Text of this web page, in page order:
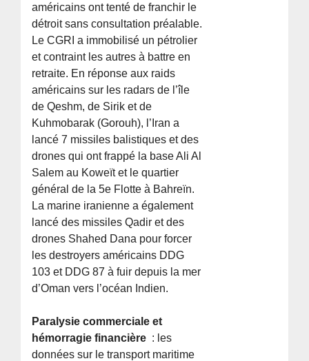
américains ont tenté de franchir le
détroit sans consultation préalable.
Le CGRI a immobilisé un pétrolier
et contraint les autres à battre en
retraite. En réponse aux raids
américains sur les radars de l’île
de Qeshm, de Sirik et de
Kuhmobarak (Gorouh), l’Iran a
lancé 7 missiles balistiques et des
drones qui ont frappé la base Ali Al
Salem au Koweït et le quartier
général de la 5e Flotte à Bahreïn.
La marine iranienne a également
lancé des missiles Qadir et des
drones Shahed Dana pour forcer
les destroyers américains DDG
103 et DDG 87 à fuir depuis la mer
d’Oman vers l’océan Indien.
Paralysie commerciale et
hémorragie financière : les
données sur le transport maritime